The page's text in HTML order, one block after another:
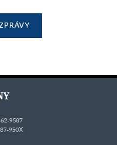
9587
950X